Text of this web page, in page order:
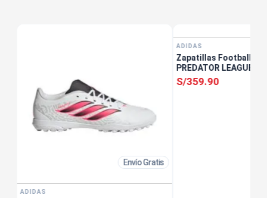
Envío Gratis
ADIDAS
ADIDAS
Zapatillas Football
PREDATOR LEAGUE
S/359.90